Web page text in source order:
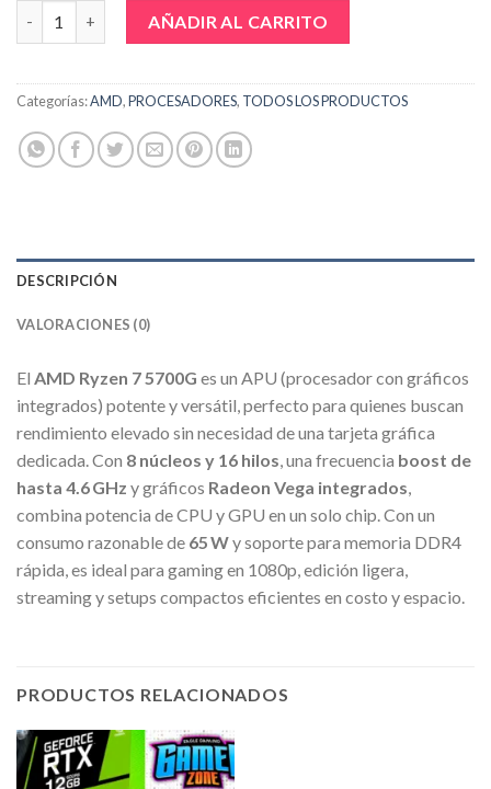
PROCESADOR RYZEN 7 5700G 3.80 | 4.60GHZ 16MB 8C AM4
AÑADIR AL CARRITO
Categorías:AMD,PROCESADORES, TODOS LOS PRODUCTOS
DESCRIPCIÓN
VALORACIONES (0)
El AMD Ryzen 7 5700G es un APU (procesador con gráficos
integrados) potente y versátil, perfecto para quienes buscan
rendimiento elevado sin necesidad de una tarjeta gráfica
dedicada. Con 8 núcleos y 16 hilos, una frecuencia boost de
hasta 4.6 GHz y gráficos Radeon Vega integrados,
combina potencia de CPU y GPU en un solo chip. Con un
consumo razonable de 65 Wy soporte para memoria DDR4
rápida, es ideal para gaming en 1080p, edición ligera,
streaming y setups compactos eficientes en costo y espacio.
PRODUCTOS RELACIONADOS